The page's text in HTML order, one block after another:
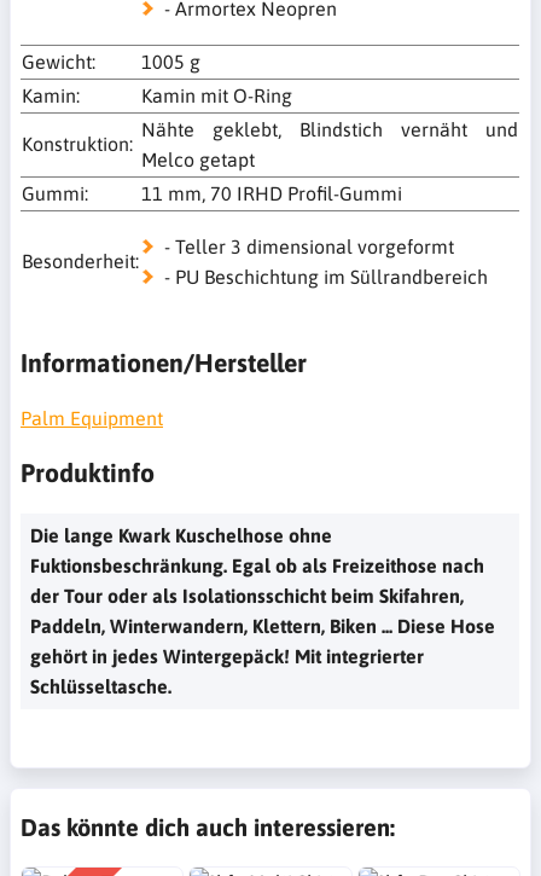
- Armortex Neopren
Gewicht:
1005 g
Kamin:
Kamin mit O-Ring
Konstruktion:
Nähte geklebt‚ Blindstich vernäht und
Melco getapt
Gummi:
11 mm‚ 70 IRHD Profil-Gummi
Besonderheit:
- Teller 3 dimensional vorgeformt
- PU Beschichtung im Süllrandbereich
Informationen/Hersteller
Palm Equipment
Produktinfo
Die lange Kwark Kuschelhose ohne
Fuktionsbeschränkung. Egal ob als Freizeithose nach
der Tour oder als Isolationsschicht beim Skifahren,
Paddeln, Winterwandern, Klettern, Biken ... Diese Hose
gehört in jedes Wintergepäck! Mit integrierter
Schlüsseltasche.
Das könnte dich auch interessieren: